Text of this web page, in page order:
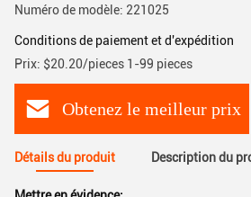
Numéro de modèle: 221025
Conditions de paiement et d'expédition
Prix: $20.20/pieces 1-99 pieces
Obtenez le meilleur prix
Détails du produit Description du